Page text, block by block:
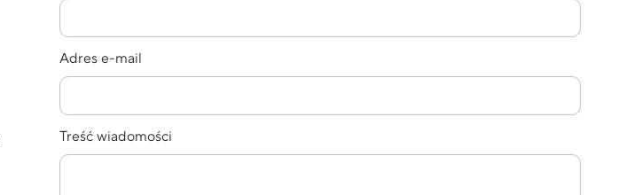
Adres e-mail
Treść wiadomości